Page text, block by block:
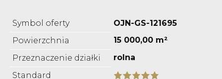
Symbol oferty
OJN-GS-121695
Powierzchnia
15 000,00 m²
Przeznaczenie działki
rolna
Standard